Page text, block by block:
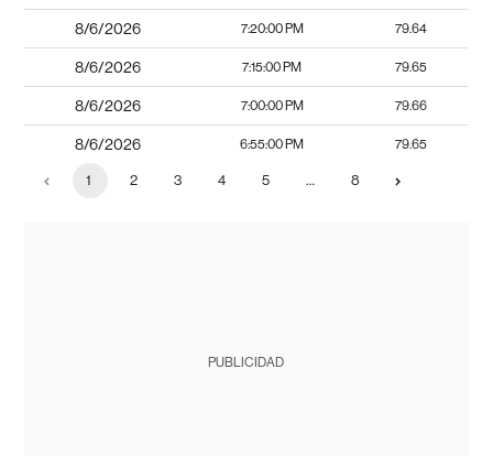
8/6/2026 7:20:00 PM 79.64
8/6/2026 7:15:00 PM 79.65
8/6/2026 7:00:00 PM 79.66
8/6/2026 6:55:00 PM 79.65
1 2 3 4 5 … 8
PUBLICIDAD